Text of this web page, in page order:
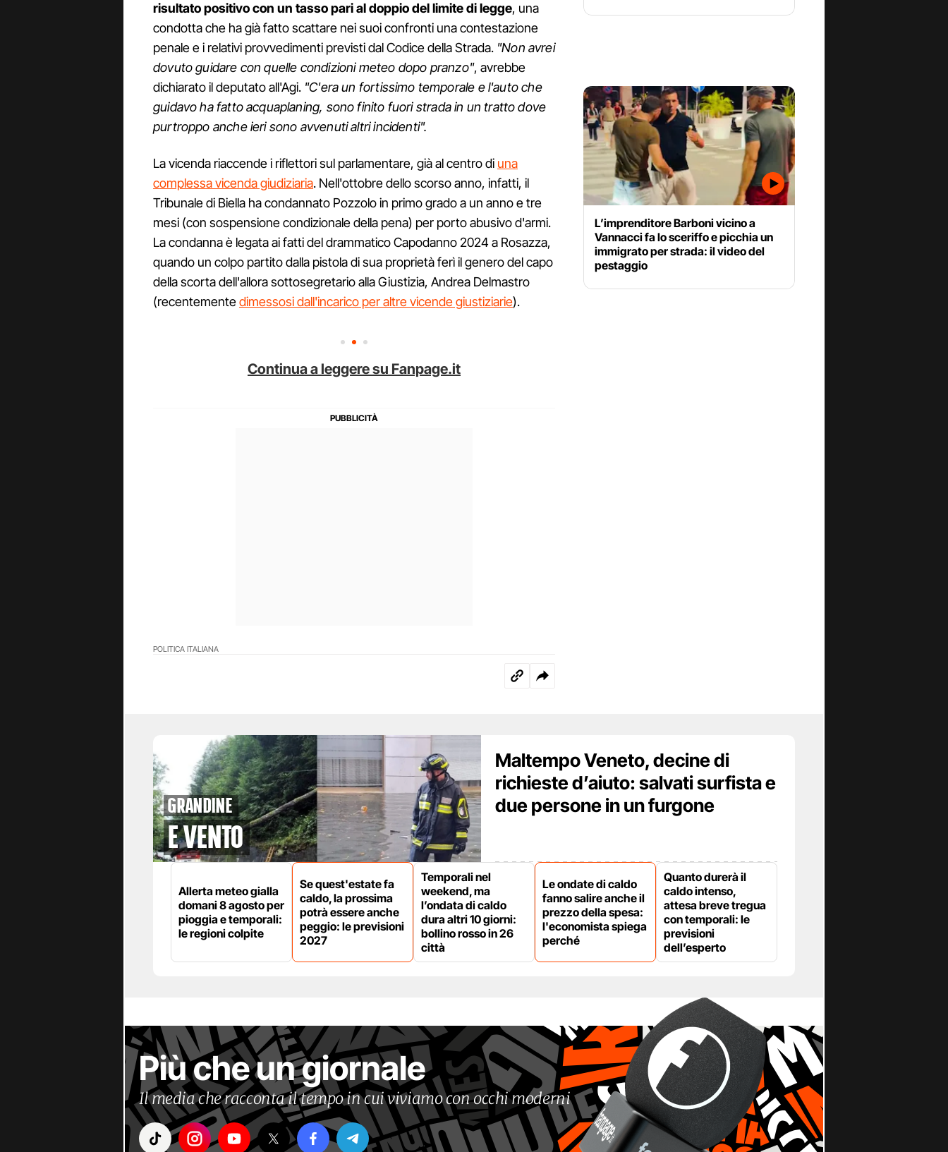
risultato positivo con un tasso pari al doppio del limite di legge, una
condotta che ha già fatto scattare nei suoi confronti una contestazione
penale e i relativi provvedimenti previsti dal Codice della Strada. "Non avrei
dovuto guidare con quelle condizioni meteo dopo pranzo", avrebbe
dichiarato il deputato all'Agi. "C'era un fortissimo temporale e l'auto che
guidavo ha fatto acquaplaning, sono finito fuori strada in un tratto dove
purtroppo anche ieri sono avvenuti altri incidenti".
La vicenda riaccende i riflettori sul parlamentare, già al centro di una
complessa vicenda giudiziaria. Nell'ottobre dello scorso anno, infatti, il
Tribunale di Biella ha condannato Pozzolo in primo grado a un anno e tre
mesi (con sospensione condizionale della pena) per porto abusivo d'armi.
La condanna è legata ai fatti del drammatico Capodanno 2024 a Rosazza,
quando un colpo partito dalla pistola di sua proprietà ferì il genero del capo
della scorta dell'allora sottosegretario alla Giustizia, Andrea Delmastro
(recentementedimessosi dall'incarico per altre vicende giustiziarie).
Continua a leggere su Fanpage.it
POLITICA ITALIANA
L’imprenditore Barboni vicino a
Vannacci fa lo sceriffo e picchia un
immigrato per strada: il video del
pestaggio
grandine
e vento
Maltempo Veneto, decine di
richieste d’aiuto: salvati surfista e
due persone in un furgone
Allerta meteo gialla
domani 8 agosto per
pioggia e temporali:
le regioni colpite
Se quest'estate fa
caldo, la prossima
potrà essere anche
peggio: le previsioni
2027
Temporali nel
weekend, ma
l’ondata di caldo
dura altri 10 giorni:
bollino rosso in 26
città
Le ondate di caldo
fanno salire anche il
prezzo della spesa:
l'economista spiega
perché
Quanto durerà il
caldo intenso,
attesa breve tregua
con temporali: le
previsioni
dell’esperto
Più che un giornale
Il media che racconta il tempo in cui viviamo con occhi moderni